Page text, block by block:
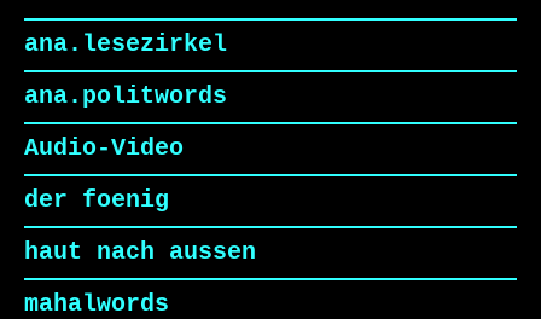
ana.lesezirkel
ana.politwords
Audio-Video
der foenig
haut nach aussen
mahalwords